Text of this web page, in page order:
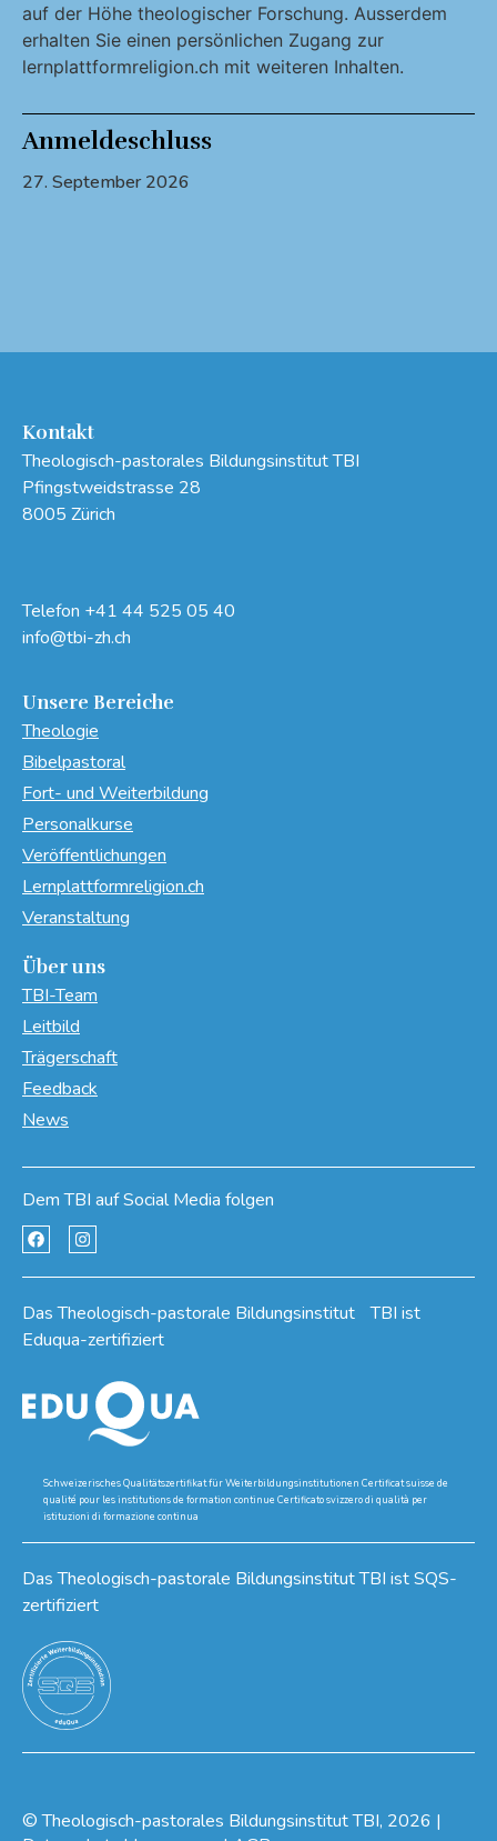
auf der Höhe theologischer Forschung. Ausserdem
erhalten Sie einen persönlichen Zugang zur
lernplattformreligion.ch mit weiteren Inhalten.
Anmeldeschluss
27. September 2026
Kontakt
Theologisch-pastorales Bildungsinstitut TBI
Pfingstweidstrasse 28
8005 Zürich
Telefon +41 44 525 05 40
info@tbi-zh.ch
Unsere Bereiche
Theologie
Bibelpastoral
Fort- und Weiterbildung
Personalkurse
Veröffentlichungen
Lernplattformreligion.ch
Veranstaltung
Über uns
TBI-Team
Leitbild
Trägerschaft
Feedback
News
Das Theologisch-pastorale Bildungsinstitut TBI ist
Eduqua-zertifiziert
Schweizerisches Qualitätszertifikat für Weiterbildungsinstitutionen Certificat suisse de
qualité pour les institutions de formation continue Certificato svizzero di qualità per
istituzioni di formazione continua
Das Theologisch-pastorale Bildungsinstitut TBI ist SQS-
zertifiziert
Dem TBI auf Social Media folgen
©Theologisch-pastorales Bildungsinstitut TBI, 2026 |